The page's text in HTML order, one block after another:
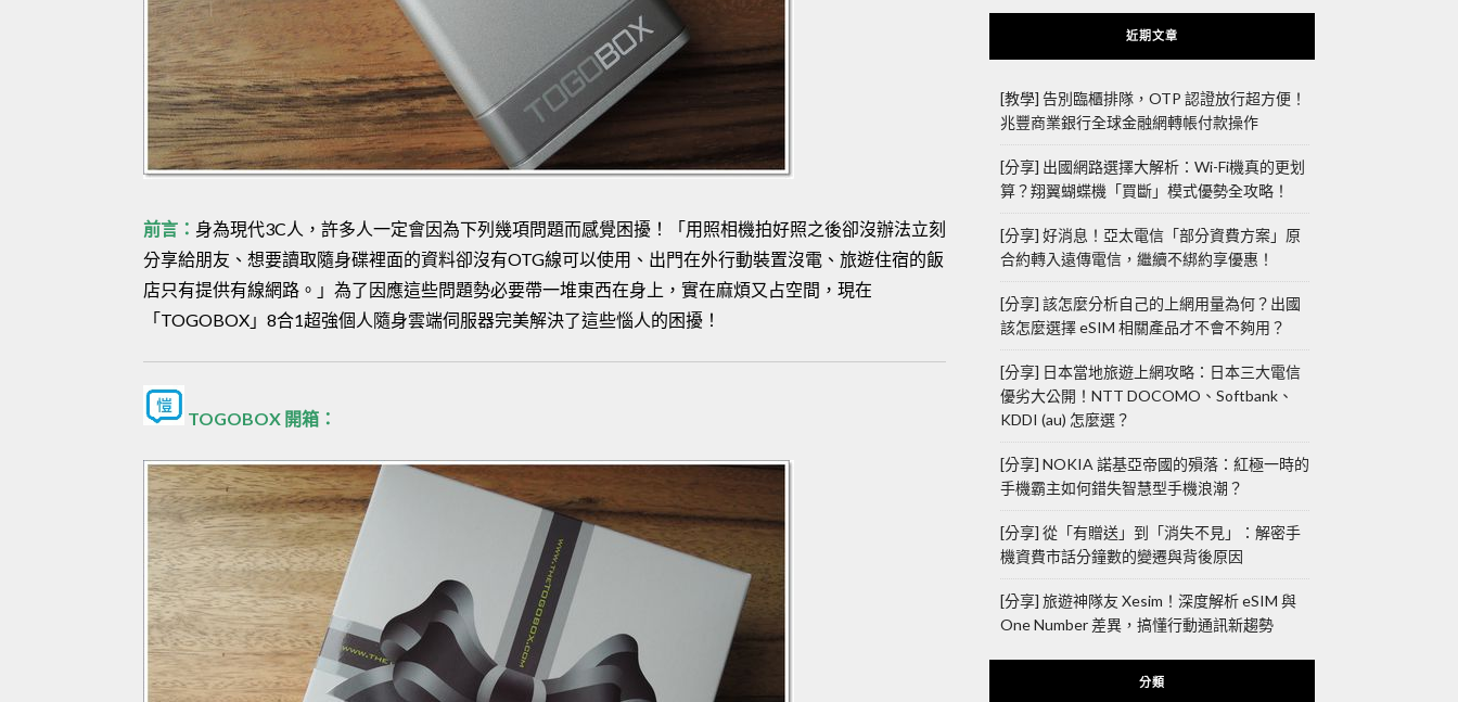
前言： 身為現代3C人，許多人一定會因為下列幾項問題而感覺困擾！「用照相機拍好照之後卻沒辦法立刻
分享給朋友、想要讀取隨身碟裡面的資料卻沒有OTG線可以使用、出門在外行動裝置沒電、旅遊住宿的飯
店只有提供有線網路。」為了因應這些問題勢必要帶一堆東西在身上，實在麻煩又占空間，現在
「TOGOBOX」8合1超強個人隨身雲端伺服器完美解決了這些惱人的困擾！
TOGOBOX 開箱：
近期文章
[教學] 告別臨櫃排隊，OTP 認證放行超方便！
兆豐商業銀行全球金融網轉帳付款操作
[分享] 出國網路選擇大解析：Wi-Fi機真的更划
算？翔翼蝴蝶機「買斷」模式優勢全攻略！
[分享] 好消息！亞太電信「部分資費方案」原
合約轉入遠傳電信，繼續不綁約享優惠！
[分享] 該怎麼分析自己的上網用量為何？出國
該怎麼選擇 eSIM 相關產品才不會不夠用？
[分享] 日本當地旅遊上網攻略：日本三大電信
優劣大公開！NTT DOCOMO、Softbank、
KDDI (au) 怎麼選？
[分享] NOKIA 諾基亞帝國的殞落：紅極一時的
手機霸主如何錯失智慧型手機浪潮？
[分享] 從「有贈送」到「消失不見」：解密手
機資費市話分鐘數的變遷與背後原因
[分享] 旅遊神隊友 Xesim！深度解析 eSIM 與
One Number 差異，搞懂行動通訊新趨勢
分類